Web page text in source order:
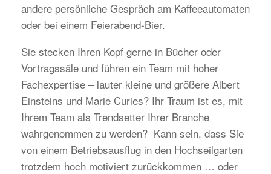
andere persönliche Gespräch am Kaffeeautomaten
oder bei einem Feierabend-Bier.
Sie stecken Ihren Kopf gerne in Bücher oder
Vortragssäle und führen ein Team mit hoher
Fachexpertise – lauter kleine und größere Albert
Einsteins und Marie Curies? Ihr Traum ist es, mit
Ihrem Team als Trendsetter Ihrer Branche
wahrgenommen zu werden? Kann sein, dass Sie
von einem Betriebsausflug in den Hochseilgarten
trotzdem hoch motiviert zurückkommen … oder